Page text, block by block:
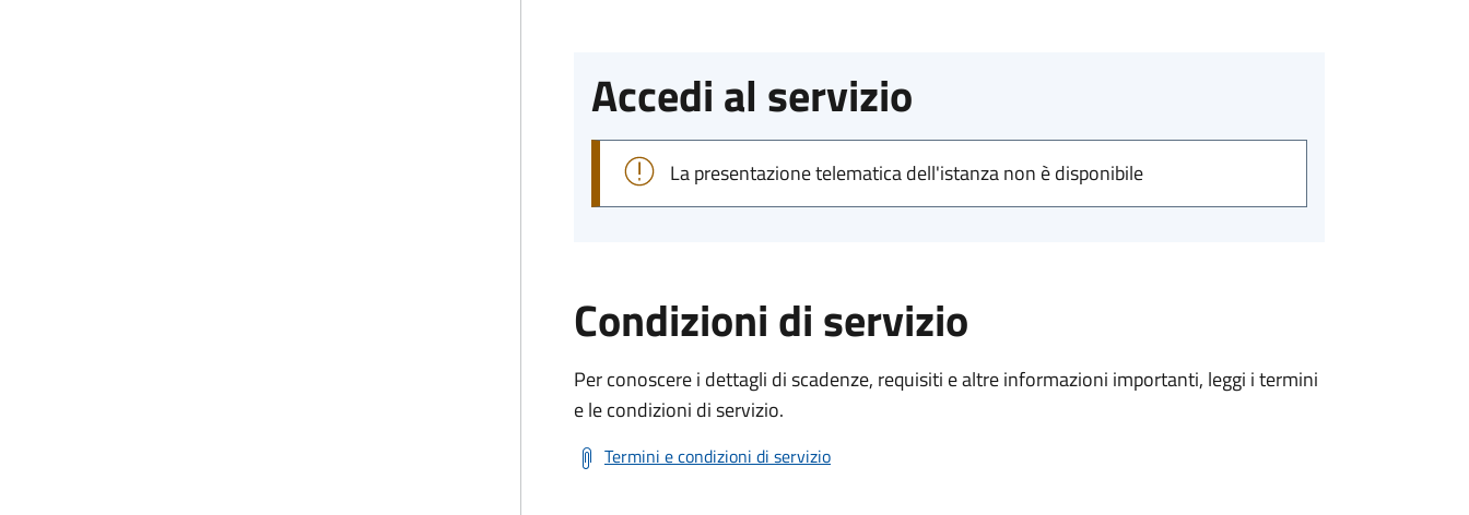
Accedi al servizio
La presentazione telematica dell'istanza non è disponibile
Condizioni di servizio
Per conoscere i dettagli di scadenze, requisiti e altre informazioni importanti, leggi i termini
e le condizioni di servizio.
Termini e condizioni di servizio